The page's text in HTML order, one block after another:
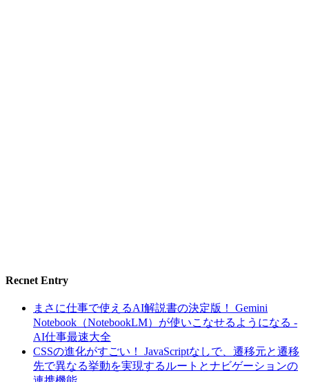
Recnet Entry
まさに仕事で使えるAI解説書の決定版！ Gemini
Notebook（NotebookLM）が使いこなせるようになる -
AI仕事最速大全
CSSの進化がすごい！ JavaScriptなしで、遷移元と遷移
先で異なる挙動を実現するルートとナビゲーションの